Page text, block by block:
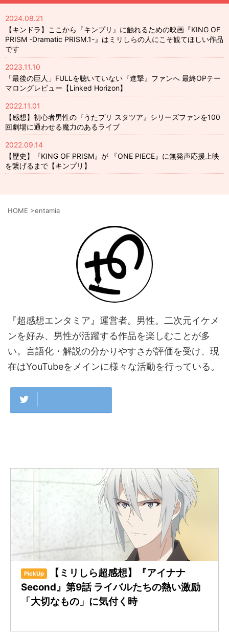
2024.08.21
【キンドラ】ここから『キンプリ』に触れるための映画『KING OF
PRISM -Dramatic PRISM.1-』はミリしらの人にこそ観てほしい作品
です
2023.11.10
「最後の巨人」FULLを聴いていない『進撃』ファンへ 最終OPテー
マロングレビュー【Linked Horizon】
2022.11.01
【感想】初心者男性の『うたプリ スタツア』シリーズファンを100
回劇場に通わせる魔力のあるライブ
2022.09.14
【歴史】『KING OF PRISM』が 『ONE PIECE』に無発声応援上映
を繋げるまで【キンプリ】
HOME >entamia
『超感想エンタミア』運営者。男性。二次元イケメ
ンを好み、男性が活躍する作品を楽しむことが多
い。言語化・解説の分かりやすさが評価を受け、現
在はYouTubeをメインに様々な活動を行っている。
PickUp
【ミリしら超感想】『アイナナ
Second』第9話 ライバルたちの熱い激励
「大切なもの」に気付く時